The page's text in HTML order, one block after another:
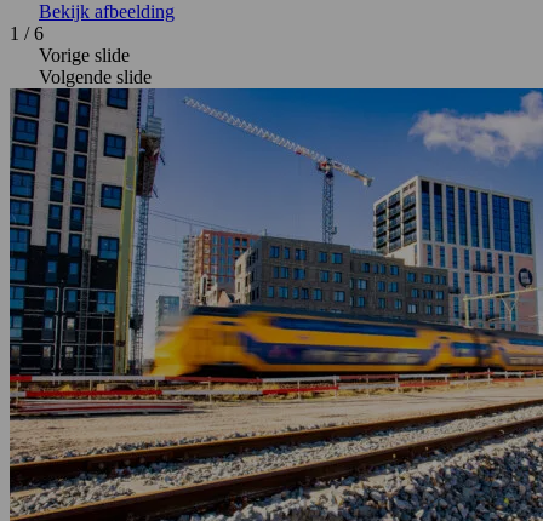
Bekijk afbeelding
1 /6
Vorige slide
Volgende slide